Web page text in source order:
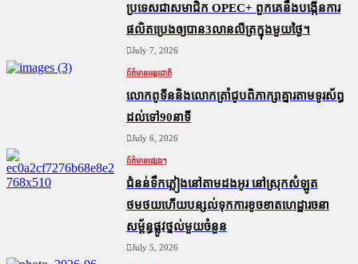
ប្រទេសជាសមាជិក OPEC+​ ពួកគេនឹងបង្កើនការ
ផលិតប្រេងឲ្យបាន3លានលីត្រក្នុងមួយថ្ងៃ។
July 7, 2026
ព័ត៌មានអន្តរជាតិ
លោកពូទីននិងលោកត្រាំជូបពិភាក្សាគ្នារតាមទូរស័ព្ធ
ដល់ទៅ90នាទី
July 6, 2026
ព័ត៌មានផ្សេងៗ
ជំនន់​ទឹកភ្លៀង​នៅ​តាម​ដងអូរ​ នៅ​ស្រុក​សំឡូត​
ថមថយ​ហើយ​បន្សល់​ទុក​ការ​ខូចខាត​ហេដ្ឋារចនា
សម្ព័ន្ធ​ផ្លូវថ្នល់​មួយ​ចំនួន
July 5, 2026